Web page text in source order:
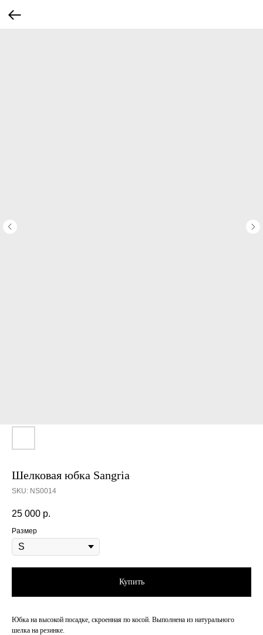
Шелковая юбка Sangria
SKU: NS0014
25 000 р.
Размер
Купить
Юбка на высокой посадке, скроенная по косой. Выполнена из натурального
шелка на резинке.